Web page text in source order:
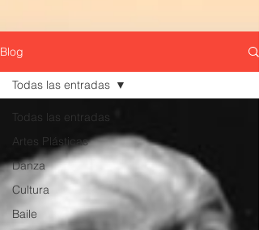
Blog
Todas las entradas
Artes Plásticas
Danza
Cultura
Baile
Todas las entradas